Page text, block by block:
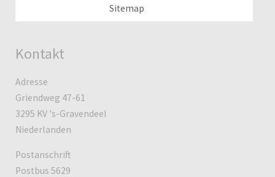
Sitemap
Kontakt
Adresse
Griendweg 47-61
3295 KV 's-Gravendeel
Niederlanden
Postanschrift
Postbus 5629